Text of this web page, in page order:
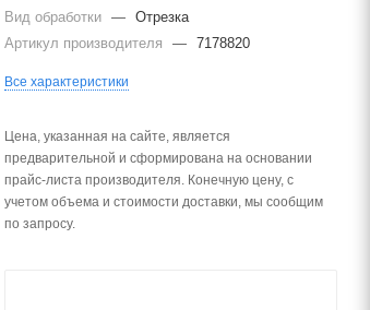
Вид обработки — Отрезка
Артикул производителя
— 7178820
Все характеристики
Цена, указанная на сайте, является
предварительной и сформирована на основании
прайс-листа производителя. Конечную цену, с
учетом объема и стоимости доставки, мы сообщим
по запросу.